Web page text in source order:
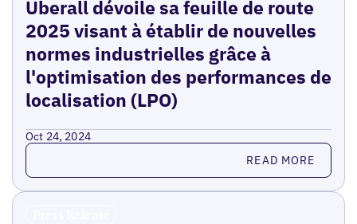
Uberall dévoile sa feuille de route
2025 visant à établir de nouvelles
normes industrielles grâce à
l'optimisation des performances de
localisation (LPO)
Oct 24, 2024
Read more READ MORE